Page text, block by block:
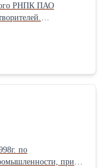
РНПК ПАО
1.
%, не
серы –
и воды –
различных мастик,
по
при